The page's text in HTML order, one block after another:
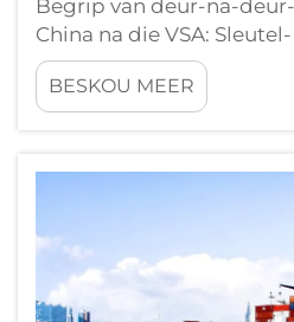
Begrip van deur-na-
China na die VSA: Sleutel-
veiligheidsrisiko’sDeur-
van China na die VSA
veiligheidsrisiko’s mee
multimodale vervoer
maak 23% van
BESKOU MEER